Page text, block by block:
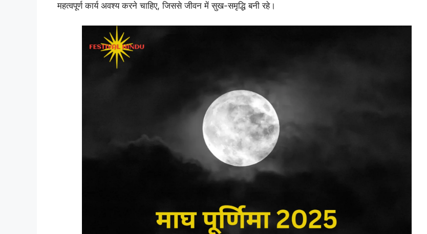
महत्वपूर्ण कार्य अवश्य करने चाहिए, जिससे जीवन में सुख-समृद्धि बनी रहे।